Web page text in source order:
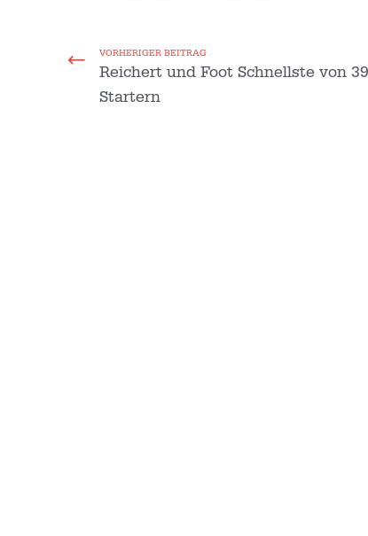
VORHERIGER BEITRAG
Reichert und Foot Schnellste von
Startern